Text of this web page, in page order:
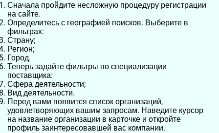
Сначала пройдите несложную процедуру регистрации
на сайте.
Определитесь с географией поисков. Выберите в
фильтрах:
Страну;
Регион;
Город.
Теперь задайте фильтры по специализации
поставщика:
Сфера деятельности;
Вид деятельности.
Перед вами появится список организаций,
удовлетворяющих вашим запросам. Наведите курсор
на название организации в карточке и откройте
профиль заинтересовавшей вас компании.